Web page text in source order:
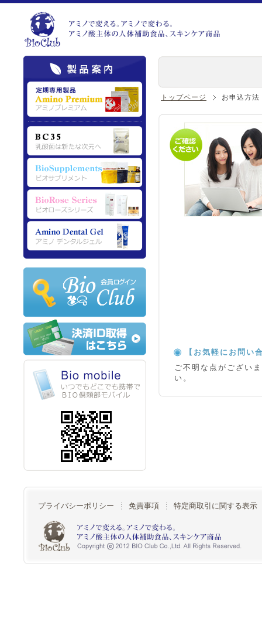
トップページ お申込方法
【お気軽にお問い
ご不明な点がござい
い。
プライバシーポリシー 免責事項 特定商取引に関する表示